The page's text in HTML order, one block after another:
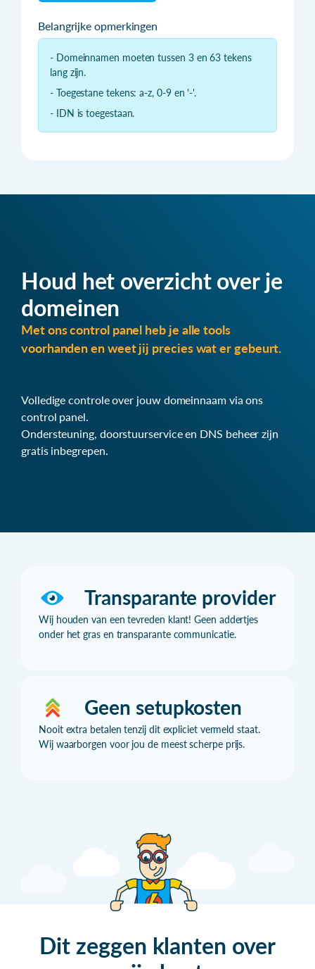
Belangrijke opmerkingen
- Domeinnamen moeten tussen 3 en 63 tekens
lang zijn.
- Toegestane tekens: a-z, 0-9 en '-'.
- IDN is toegestaan.
Houd het overzicht over je
domeinen
Met ons control panel heb je alle tools
voorhanden en weet jij precies wat er gebeurt.
Volledige controle over jouw domeinnaam via ons
control panel.
Ondersteuning, doorstuurservice en DNS beheer zijn
gratis inbegrepen.
Transparante provider
Wij houden van een tevreden klant! Geen addertjes
onder het gras en transparante communicatie.
Geen setupkosten
Nooit extra betalen tenzij dit expliciet vermeld staat.
Wij waarborgen voor jou de meest scherpe prijs.
Dit zeggen klanten over